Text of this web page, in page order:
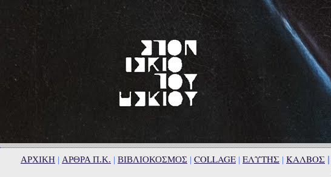
ΑΡΧΙΚΗ | ΑΡΘΡΑ Π.Κ. | ΒΙΒΛΙΟΚΟΣΜΟΣ | COLLAGE | ΕΛΥΤΗΣ | ΚΑΛΒΟΣ |